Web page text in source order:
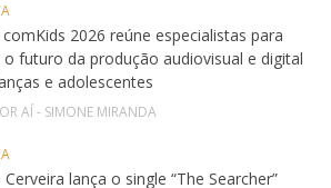
comKids 2026 reúne especialistas para
o futuro da produção audiovisual e digital
e adolescentes
AÍ - SIMONE MIRANDA
lança o single “The Searcher”